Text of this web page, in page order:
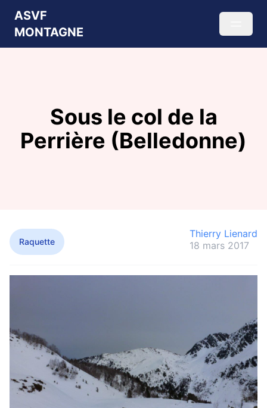
ASVF
MONTAGNE
Sous le col de la
Perrière (Belledonne)
Raquette
Thierry Lienard
18 mars 2017